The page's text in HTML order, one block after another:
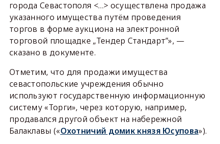
города Севастополя <…> осуществлена продажа
указанного имущества путём проведения
торгов в форме аукциона на электронной
торговой площадке „Тендер Стандарт”», —
сказано в документе.
Отметим, что для продажи имущества
севастопольские учреждения обычно
используют государственную информационную
систему «Торги», через которую, например,
продавался другой объект на набережной
Балаклавы («Охотничий домик князя Юсупова»).